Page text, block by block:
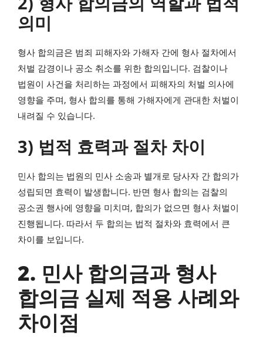
의미
형사 합의금은 범죄 피해자와 가해자 간에 형사 절차에서
처벌 감경이나 공소 취소를 위한 합의입니다. 검찰이나
법원이 사건을 처리하는 과정에서 피해자의 처벌 의사에
영향을 주며, 형사 합의를 통해 가해자에게 관대한 처벌이
내려질 수 있습니다.
3) 법적 효력과 절차 차이
민사 합의는 법원의 민사 소송과 별개로 당사자 간 합의가
성립되면 효력이 발생합니다. 반면 형사 합의는 검찰의
공소권 행사에 영향을 미치며, 합의가 없으면 형사 처벌이
진행됩니다. 따라서 두 합의는 법적 절차와 효력에서 큰
차이를 보입니다.
2. 민사 합의금과 형사
합의금 실제 적용 사례와
차이점